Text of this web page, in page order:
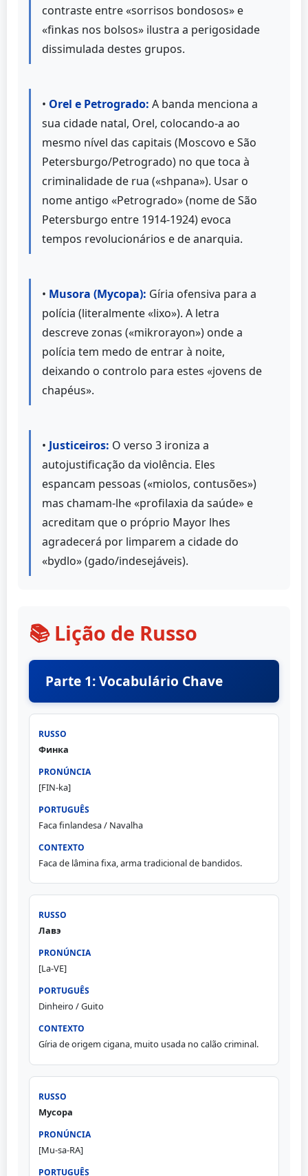
contraste entre «sorrisos bondosos» e
«finkas nos bolsos» ilustra a perigosidade
dissimulada destes grupos.
• Orel e Petrogrado: A banda menciona a
sua cidade natal, Orel, colocando-a ao
mesmo nível das capitais (Moscovo e São
Petersburgo/Petrogrado) no que toca à
criminalidade de rua («shpana»). Usar o
nome antigo «Petrogrado» (nome de São
Petersburgo entre 1914-1924) evoca
tempos revolucionários e de anarquia.
• Musora (Мусора): Gíria ofensiva para a
polícia (literalmente «lixo»). A letra
descreve zonas («mikrorayon») onde a
polícia tem medo de entrar à noite,
deixando o controlo para estes «jovens de
chapéus».
• Justiceiros: O verso 3 ironiza a
autojustificação da violência. Eles
espancam pessoas («miolos, contusões»)
mas chamam-lhe «profilaxia da saúde» e
acreditam que o próprio Mayor lhes
agradecerá por limparem a cidade do
«bydlo» (gado/indesejáveis).
📚 Lição de Russo
Parte 1: Vocabulário Chave
Финка
[FIN-ka]
Faca finlandesa / Navalha
Faca de lâmina fixa, arma tradicional de bandidos.
Лавэ
[La-VE]
Dinheiro / Guito
Gíria de origem cigana, muito usada no calão criminal.
Мусора
[Mu-sa-RA]